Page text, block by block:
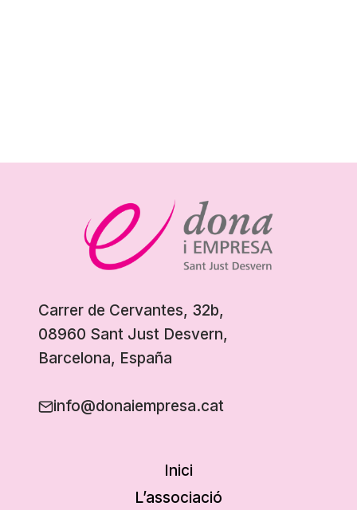
Carrer de Cervantes, 32b,
08960 Sant Just Desvern,
Barcelona, España
info@donaiempresa.cat
Inici
L’associació